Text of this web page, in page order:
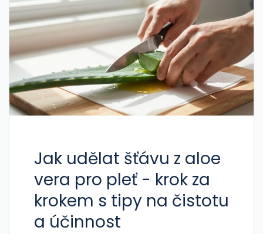
Jak udělat šťávu z aloe
vera pro pleť - krok za
krokem s tipy na čistotu
a účinnost